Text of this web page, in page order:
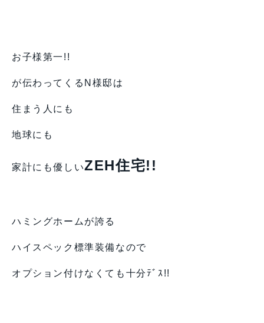
お子様第一!!
が伝わってくるN様邸は
住まう人にも
地球にも
家計にも優しいZEH住宅!!
ハミングホームが誇る
ハイスペック標準装備なので
オプション付けなくても十分ﾃﾞｽ!!